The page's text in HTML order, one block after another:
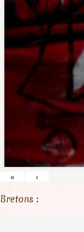
« ‹
Bretons :